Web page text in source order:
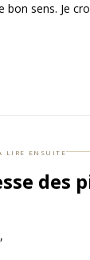
bon sens. Je
lire ensuite
des